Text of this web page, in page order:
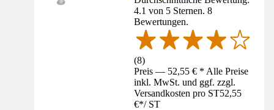
4.1 von 5 Sternen. 8
Bewertungen.
(8)
Preis — 52,55 € * Alle Preise
inkl. MwSt. und ggf. zzgl.
Versandkosten pro ST52,55
€*/ ST